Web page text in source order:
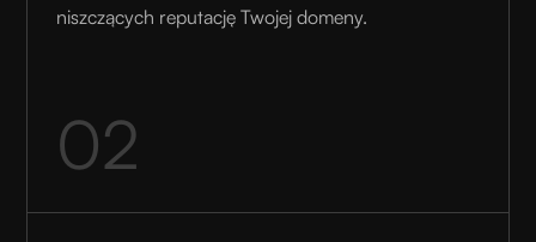
niszczących reputację Twojej domeny.
02